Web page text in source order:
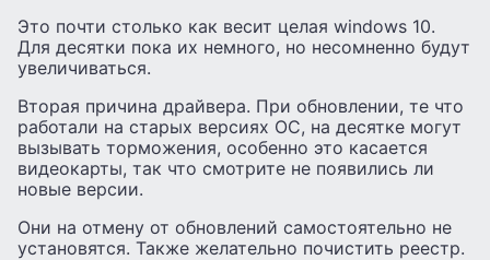
Это почти столько как весит целая windows 10.
Для десятки пока их немного, но несомненно будут
увеличиваться.
Вторая причина драйвера. При обновлении, те что
работали на старых версиях ОС, на десятке могут
вызывать торможения, особенно это касается
видеокарты, так что смотрите не появились ли
новые версии.
Они на отмену от обновлений самостоятельно не
установятся. Также желательно почистить реестр.